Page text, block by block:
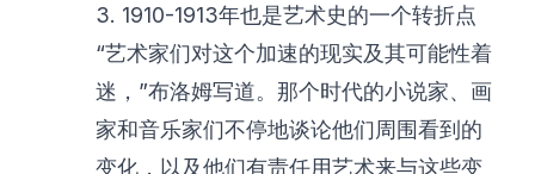
3. 1910-1913年也是艺术史的一个转折点
“艺术家们对这个加速的现实及其可能性着
迷，”布洛姆写道。那个时代的小说家、画
家和音乐家们不停地谈论他们周围看到的
变化，以及他们有责任用艺术来与这些变